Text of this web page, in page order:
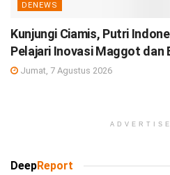
DENEWS
Kunjungi Ciamis, Putri
Pelajari Inovasi Maggot dan
Jumat, 7 Agustus 2026
DeepReport